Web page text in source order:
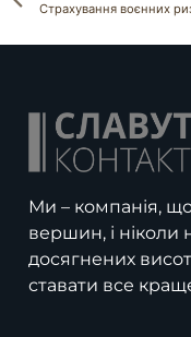
Ми – компанія,
вершин, і ніколи
досягнених
ставати все